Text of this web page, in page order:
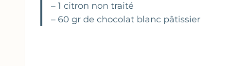
– 1 citron non traité
– 60 gr de chocolat blanc pâtissier